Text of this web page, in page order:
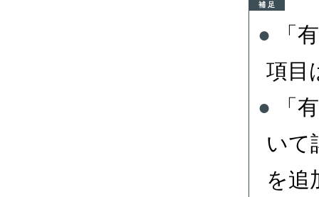
補 足
「
項目
「
いて
を追